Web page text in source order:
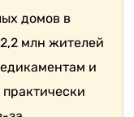
домов в
млн жителей
и